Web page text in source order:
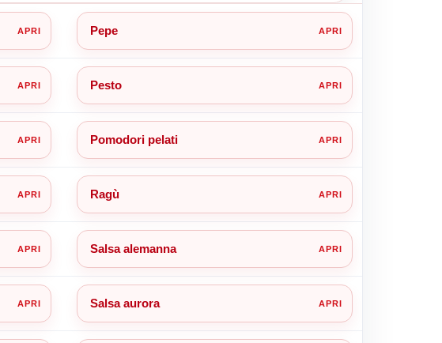
Pepe
Pesto
Pomodori pelati
Ragù
Salsa alemanna
Salsa aurora